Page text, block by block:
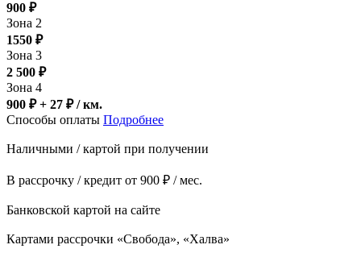
900 ₽
Зона 2
1550 ₽
Зона 3
2 500 ₽
Зона 4
900 ₽ + 27 ₽/ км.
Способы оплаты Подробнее
Наличными / картой при получении
В рассрочку / кредит от 900 ₽ / мес.
Банковской картой на сайте
Картами рассрочки «Свобода», «Халва»